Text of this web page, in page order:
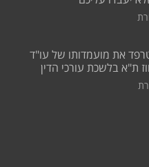
את מועמדותו של עו"ד
ת"א בלשכת עורכי הדין